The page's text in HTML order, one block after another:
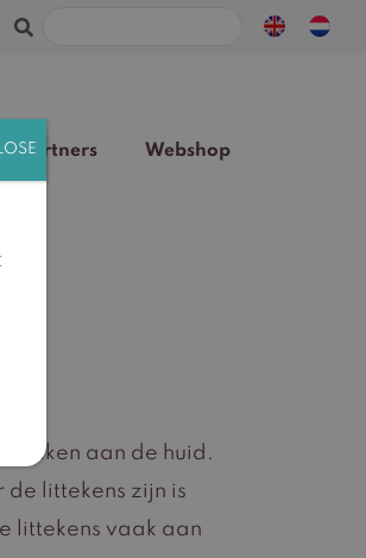
Zoeken
Partners Webshop
aan de huid.
de littekens zijn is
littekens vaak aan